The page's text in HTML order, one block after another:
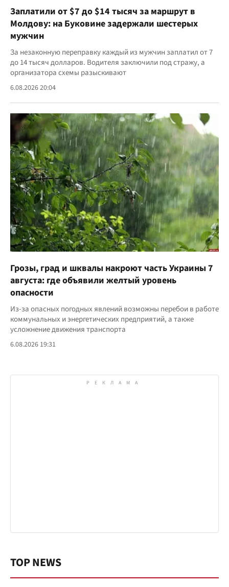
Заплатили от $7 до $14 тысяч за маршрут в
Молдову: на Буковине задержали шестерых
мужчин
За незаконную переправку каждый из мужчин заплатил от 7
до 14 тысяч долларов. Водителя заключили под стражу, а
организатора схемы разыскивают
6.08.2026 20:04
Грозы, град и шквалы накроют часть Украины 7
августа: где объявили желтый уровень
опасности
Из-за опасных погодных явлений возможны перебои в работе
коммунальных и энергетических предприятий, а также
усложнение движения транспорта
6.08.2026 19:31
TOP NEWS